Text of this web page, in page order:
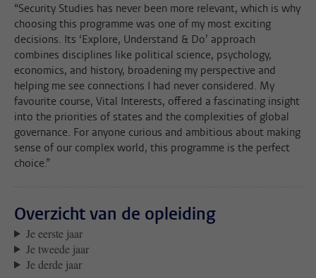
“Security Studies has never been more relevant, which is why
choosing this programme was one of my most exciting
decisions. Its ‘Explore, Understand & Do’ approach
combines disciplines like political science, psychology,
economics, and history, broadening my perspective and
helping me see connections I had never considered. My
favourite course, Vital Interests, offered a fascinating insight
into the priorities of states and the complexities of global
governance. For anyone curious and ambitious about making
sense of our complex world, this programme is the perfect
choice.”
Overzicht van de opleiding
Je eerste jaar
Je tweede jaar
Je derde jaar